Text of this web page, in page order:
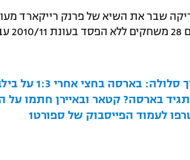
בארסה בחצי אחרי 1:3 על בילבאו
בארסה? קטאר ובאיירן חתמו על
לעמוד הפייסבוק של ספורט1